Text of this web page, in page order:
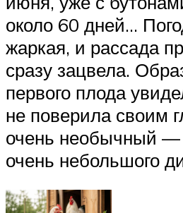
около 60 дней…
жаркая, и рассада
сразу зацвела.
первого плода
не поверила своим
очень необычный —
очень небольшого